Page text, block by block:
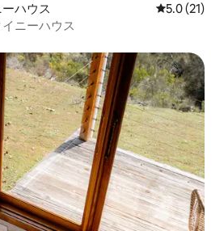
ハウス レビュー21
5.0 (21)
ニーハウス
スです。